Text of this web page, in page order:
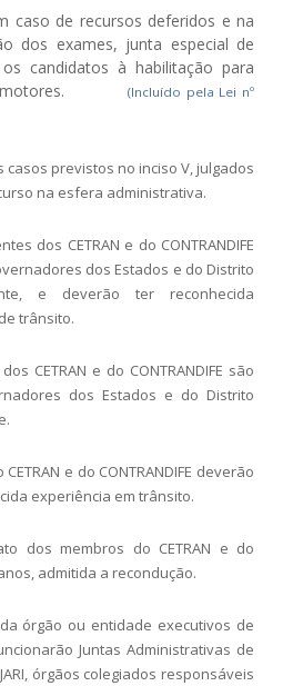
de recursos deferidos e na
dos exames, junta especial de
candidatos à habilitação para
(Incluído pela Lei nº
previstos no inciso V, julgados
na esfera administrativa.
dos CETRAN e do CONTRANDIFE
dos Estados e do Distrito
e deverão ter reconhecida
trânsito.
e do CONTRANDIFE são
dos Estados e do Distrito
e do CONTRANDIFE deverão
experiência em trânsito.
membros do CETRAN e do
admitida a recondução.
ou entidade executivos de
Juntas Administrativas de
órgãos colegiados responsáveis